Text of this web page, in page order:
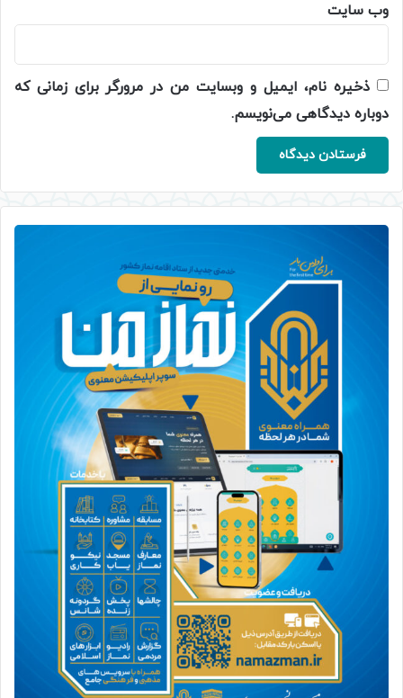
وب‌ سایت
ذخیره نام، ایمیل و وبسایت من در مرورگر برای زمانی که
دوباره دیدگاهی می‌نویسم.